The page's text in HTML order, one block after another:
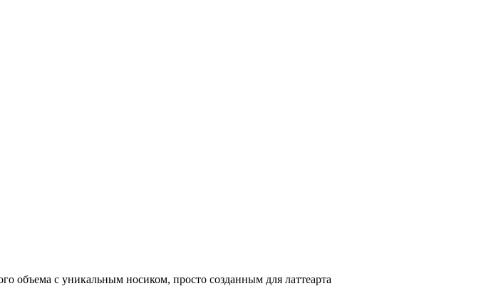
объема с уникальным носиком, просто созданным для латтеарта